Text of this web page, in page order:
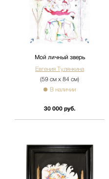
Мой личный зверь
Евгения Тулянкина
(59 см х 84 см)
В наличии
30 000 руб.